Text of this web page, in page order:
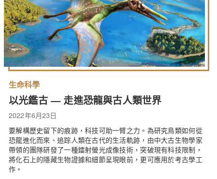
生命科學
以光鑑古 — 走進恐龍與古人類世界
2022年6月23日
要解構歷史留下的痕跡，科技可助一臂之力。為研究鳥類如何從
恐龍進化而來、追踪人類在古代的生活軌跡，由中大古生物學家
帶領的團隊研發了一種鐳射螢光成像技術，突破現有科技限制，
將化石上的隱藏生物證據和細節呈現眼前，更可應用於考古學工
作。